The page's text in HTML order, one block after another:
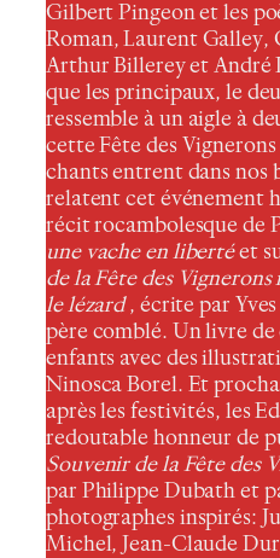
Gilbert Pingeon et les
Roman, Laurent
Arthur Billerey et André
que les principaux, le
ressemble à un aigle à
cette Fête des
chants entrent dans nos
relatent cet événement
récit rocambolesque de
une vache en libertéet
de la Fête des
le lézard, écrite par
père comblé. Un livre de
enfants avec des
Ninosca Borel. Et
après les festivités, les
redoutable honneur de
Souvenir de la Fête des
par Philippe Dubath et
photographes inspirés:
Michel, Jean-Claude